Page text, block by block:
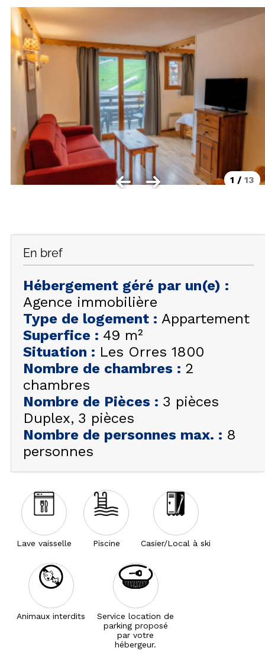
Les Orres 1800 Bois Méan
Les Orres et ses hameaux
VISUALISER LE PLAN DES ORRES
BONS PLANS ACTIVITÉS
Carte Multi activités
Forfaits remontées mécaniques VTT
CONTACT / DEVIS
HIVER
+33 (0)4 92 44 19 17
1 / 13
En bref
Hébergement géré par un(e) :
Agence immobilière
Type de logement : Appartement
Superfice : 49 m²
Situation : Les Orres 1800
Nombre de chambres : 2
chambres
Nombre de Pièces : 3 pièces
Duplex 3 pièces
Nombre de personnes max. : 8
personnes
Lave vaisselle Piscine Casier/Local à ski
Animaux interdits
Service location de
parking proposé
par votre
hébergeur.